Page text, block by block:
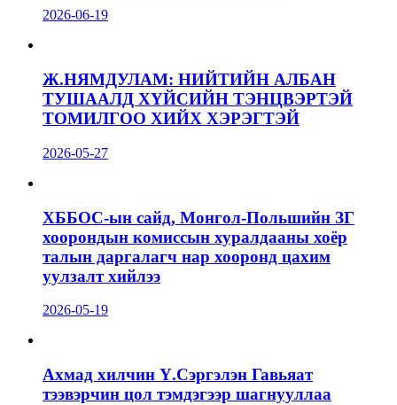
2026-06-19
Ж.НЯМДУЛАМ: НИЙТИЙН АЛБАН
ТУШААЛД ХҮЙСИЙН ТЭНЦВЭРТЭЙ
ТОМИЛГОО ХИЙХ ХЭРЭГТЭЙ
2026-05-27
ХББОС-ын сайд, Монгол-Польшийн ЗГ
хоорондын комиссын хуралдааны хоёр
талын даргалагч нар хооронд цахим
уулзалт хийлээ
2026-05-19
Ахмад хилчин Ү.Сэргэлэн Гавьяат
тээвэрчин цол тэмдэгээр шагнууллаа